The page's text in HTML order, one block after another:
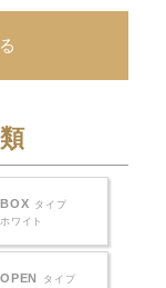
BOX タイプ
ホワイト
OPEN
タイプ